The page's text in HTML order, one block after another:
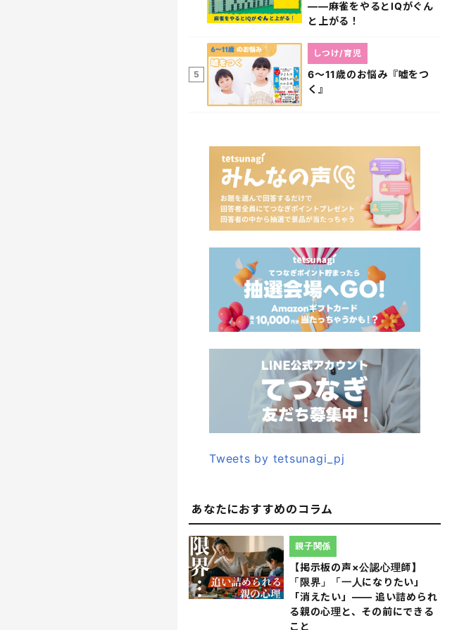
――麻雀をやるとIQがぐん
と上がる！
5
6～11歳のお悩み『嘘をつ
く』
しつけ/育児
Tweets by tetsunagi_pj
あなたにおすすめのコラム
【掲示板の声×公認心理師】
「限界」「一人になりたい」
「消えたい」―― 追い詰められ
る親の心理と、その前にできる
こと
親子関係